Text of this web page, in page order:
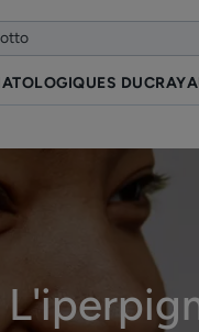
DUCRAY